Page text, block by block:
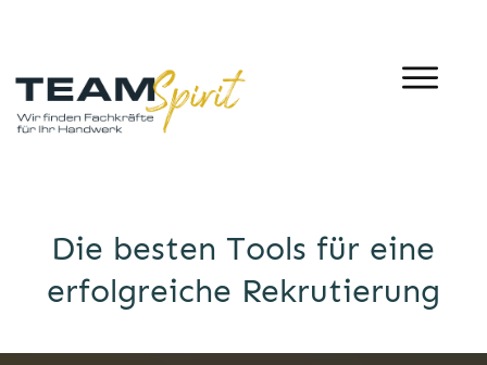
Die besten Tools für eine
erfolgreiche Rekrutierung